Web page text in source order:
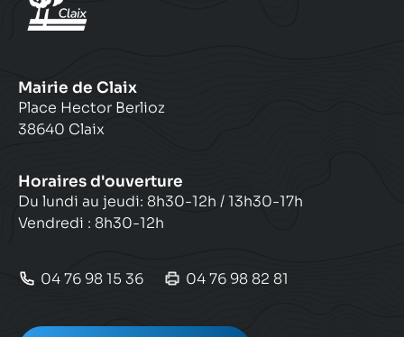
Mairie de Claix
Place Hector Berlioz
38640 Claix
Horaires d'ouverture
Du lundi au jeudi: 8h30-12h / 13h30-17h
Vendredi : 8h30-12h
04 76 98 15 36 04 76 98 82 81